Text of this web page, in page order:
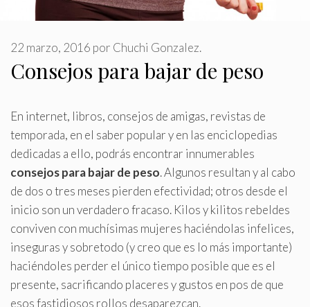
Consejos para bajar de peso
22 marzo, 2016 por Chuchi Gonzalez.
En internet, libros, consejos de amigas, revistas de
temporada, en el saber popular y en las enciclopedias
dedicadas a ello, podrás encontrar innumerables
consejos para bajar de peso.Algunos resultan y al cabo
de dos o tres meses pierden efectividad; otros desde el
inicio son un verdadero fracaso. Kilos y kilitos rebeldes
conviven con muchísimas mujeres haciéndolas infelices,
inseguras y sobretodo (y creo que es lo más importante)
haciéndoles perder el único tiempo posible que es el
presente, sacrificando placeres y gustos en pos de que
esos fastidiosos rollos desaparezcan.